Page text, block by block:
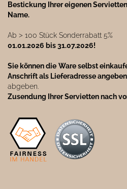
Bestickung Ihrer eigenen
Name.
Ab ˃ 100 Stück Sonderrabatt 5%
01.01.2026 bis 31.07.2026!
Sie können die Ware selbst
Anschrift als Lieferadresse angeben
abgeben.
Zusendung Ihrer Servietten nach